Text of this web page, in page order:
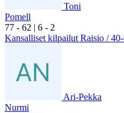
Toni
Pomell
77 - 62 | 6 - 2
Kansalliset kilpailut Raisio /
Ari-Pekka
Nurmi